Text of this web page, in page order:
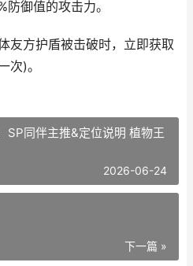
御值的攻击力。
方护盾被击破时，立即获取
次)。
SP同伴主推&定位说明 植物王
2026-06-24
下一篇 »